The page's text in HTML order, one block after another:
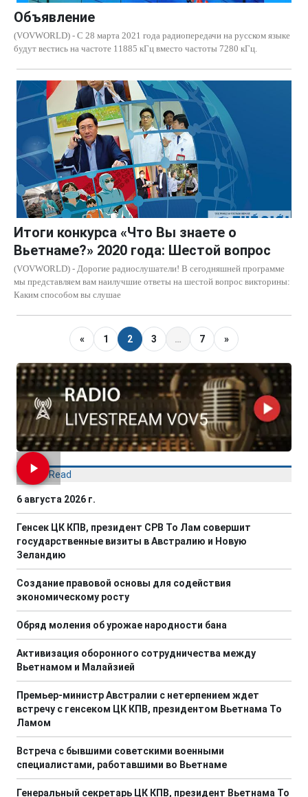
Объявление
(VOVWORLD) - C 28 марта 2021 года радиопередачи на русском языке
будут вестись на частоте 11885 кГц вместо частоты 7280 кГц.
Итоги конкурса «Что Вы знаете о
Вьетнаме?» 2020 года: Шестой вопрос
(VOVWORLD) - Дорогие радиослушатели! В сегодняшней программе
мы представляем вам наилучшие ответы на шестой вопрос викторины:
Каким способом вы слушае
« 1 2 3 … 7 »
Most Read
6 августа 2026 г.
Генсек ЦК КПВ, президент СРВ То Лам совершит
государственные визиты в Австралию и Новую
Зеландию
Создание правовой основы для содействия
экономическому росту
Обряд моления об урожае народности бана
Активизация оборонного сотрудничества между
Вьетнамом и Малайзией
Премьер-министр Австралии с нетерпением ждет
встречу с генсеком ЦК КПВ, президентом Вьетнама То
Ламом
Встреча с бывшими советскими военными
специалистами, работавшими во Вьетнаме
Генеральный секретарь ЦК КПВ, президент Вьетнама То